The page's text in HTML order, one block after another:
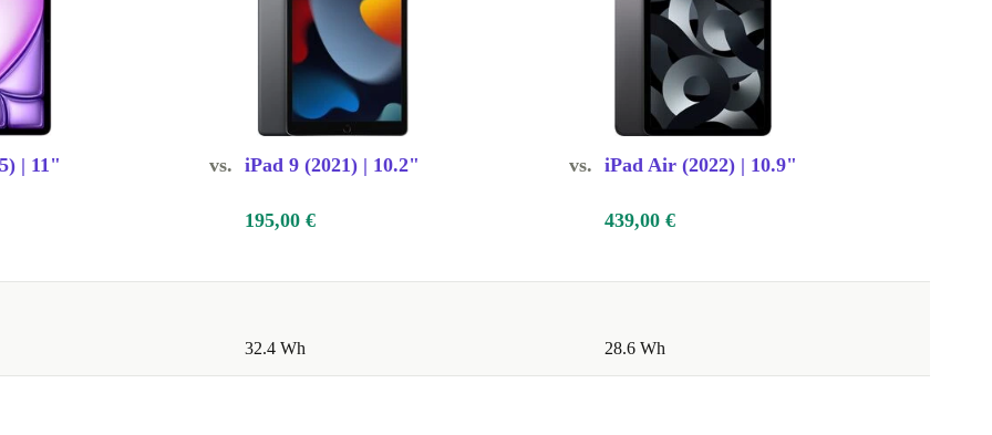
palengvina
Ilgas
darbą.
vaizdus
| 11" vs. iPad 9 (2021) | 10.2" vs. iPad Air (2022) | 10.9"
195,00 € 439,00 €
32.4 Wh 28.6 Wh